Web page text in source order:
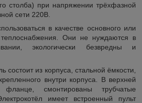
столба) при напряжении трёхфазной
сети 220В.
в качестве основного или
теплоснабжения. Они не нуждаются в
экологически безвредны и
состоит из корпуса, стальной ёмкости,
внутри корпуса. В верхней
смонтированы трубчатые
имеет встроенный пульт